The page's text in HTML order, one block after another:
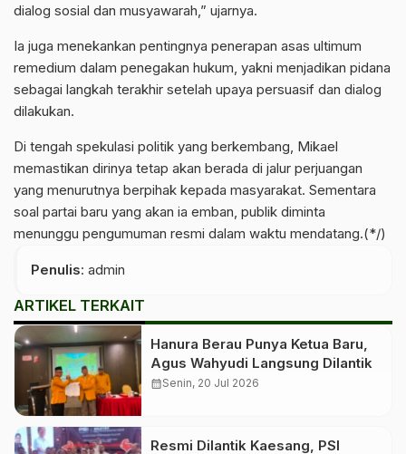
dialog sosial dan musyawarah,” ujarnya.
Ia juga menekankan pentingnya penerapan asas ultimum
remedium dalam penegakan hukum, yakni menjadikan pidana
sebagai langkah terakhir setelah upaya persuasif dan dialog
dilakukan.
Di tengah spekulasi politik yang berkembang, Mikael
memastikan dirinya tetap akan berada di jalur perjuangan
yang menurutnya berpihak kepada masyarakat. Sementara
soal partai baru yang akan ia emban, publik diminta
menunggu pengumuman resmi dalam waktu mendatang.(*/)
Penulis: admin
ARTIKEL TERKAIT
Hanura Berau Punya Ketua Baru,
Agus Wahyudi Langsung Dilantik
calendar_monthSenin, 20 Jul 2026
Resmi Dilantik Kaesang, PSI